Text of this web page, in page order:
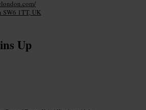
1TT, UK
Up